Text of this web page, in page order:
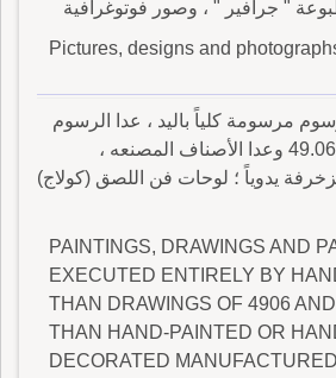
" جرافير " ، وصور فوتوغرافية
Pictures, designs and
مرسومة كلياً باليد ، عدا الرسوم
الداخلة فى البند 49.06 وعدا الأصناف المصنعه ،
يدوياً ؛ لوحات فن اللصق (كولاج)
PAINTINGS, DRAWINGS AND
EXECUTED ENTIRELY BY
THAN DRAWINGS OF 4906
THAN HAND-PAINTED OR
DECORATED